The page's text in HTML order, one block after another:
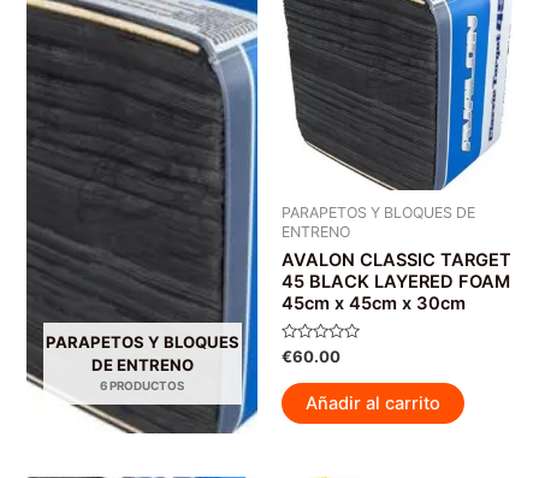
PARAPETOS Y BLOQUES
DE ENTRENO
6 PRODUCTOS
PARAPETOS Y BLOQUES DE
ENTRENO
AVALON CLASSIC TARGET
45 BLACK LAYERED FOAM
45cm x 45cm x 30cm
Valorado
con
de
5
€60.00
Añadir al carrito